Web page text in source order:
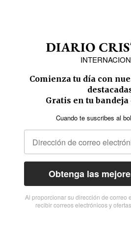
Comienza tu día con
Gratis en tu bandeja
Cuando te suscribes al
Obtenga las
Al proporcionar su dirección de correo
recibir correos electrónicos y